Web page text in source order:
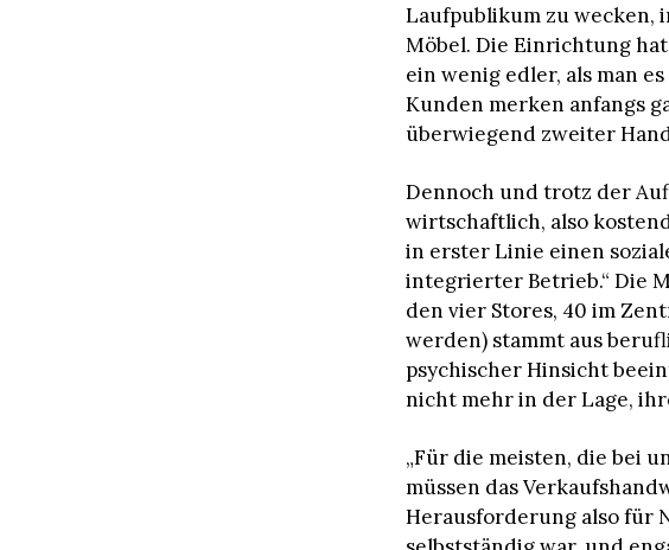
Laufpublikum zu wecken,
Möbel. Die Einrichtung
ein wenig edler, als man
Kunden merken anfangs
überwiegend zweiter
Dennoch und trotz der
wirtschaftlich, also
in erster Linie einen
integrierter Betrieb.“ Die
den vier Stores, 40 im
werden) stammt aus
psychischer Hinsicht
nicht mehr in der Lage,
„Für die meisten, die bei
müssen das
Herausforderung also für